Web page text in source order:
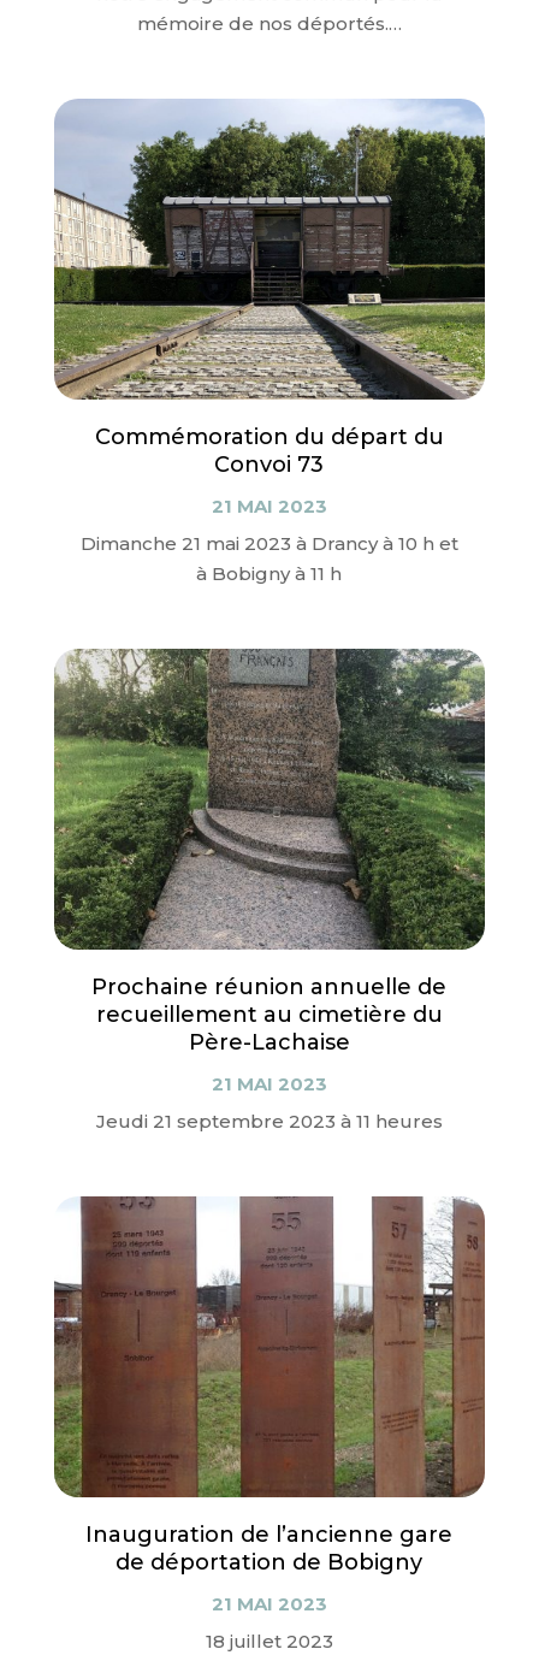
mémoire de nos déportés.…
Commémoration du départ du
Convoi 73
21 MAI 2023
Dimanche 21 mai 2023 à Drancy à 10 h et
à Bobigny à 11 h
Prochaine réunion annuelle de
recueillement au cimetière du
Père-Lachaise
21 MAI 2023
Jeudi 21 septembre 2023 à 11 heures
Inauguration de l’ancienne gare
de déportation de Bobigny
21 MAI 2023
18 juillet 2023